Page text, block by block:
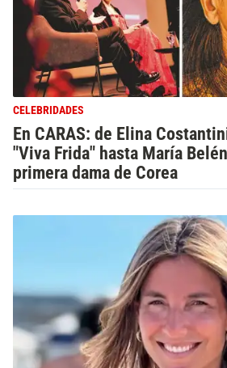
CELEBRIDADES
En CARAS: de Elina
"Viva Frida" hasta María
primera dama de Corea